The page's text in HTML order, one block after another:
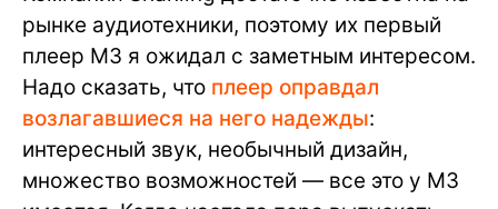
рынке аудиотехники, поэтому их первый
плеер M3 я ожидал с заметным интересом.
Надо сказать, что плеер оправдал
возлагавшиеся на него надежды:
интересный звук, необычный дизайн,
множество возможностей — все это у M3